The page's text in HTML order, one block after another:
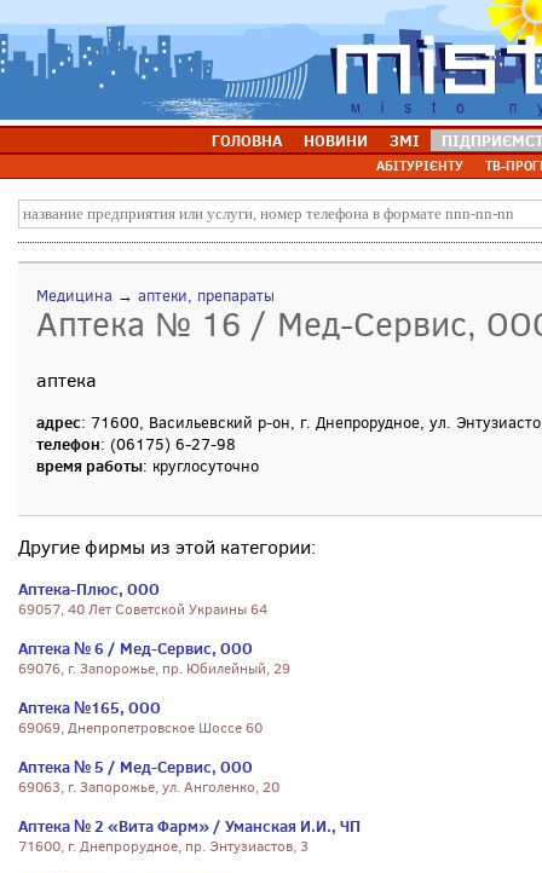
ГОЛОВНА НОВИНИ ЗМІ
АБІТУРІЄНТУ ТВ-
Медицина → аптеки, препараты
Аптека № 16 / Мед-Сервис,
аптека
адрес: 71600, Васильевский р-он, г. Днепрорудное, ул.
телефон: (06175) 6-27-98
время работы: круглосуточно
Другие фирмы из этой категории:
Аптека-Плюс, ООО
69057, 40 Лет Советской Украины 64
Аптека № 6 / Мед-Сервис, ООО
69076, г. Запорожье, пр. Юбилейный, 29
Аптека №165, ООО
69069, Днепропетровское Шоссе 60
Аптека № 5 / Мед-Сервис, ООО
69063, г. Запорожье, ул. Анголенко, 20
Аптека № 2 «Вита Фарм» / Уманская И.И., ЧП
71600, г. Днепрорудное, пр. Энтузиастов, 3